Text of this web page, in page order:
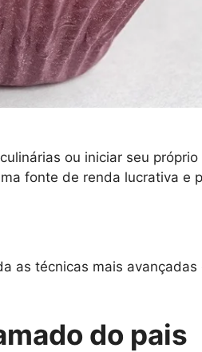
ou iniciar seu próprio
fonte de renda lucrativa e
as técnicas mais avançadas
do pais